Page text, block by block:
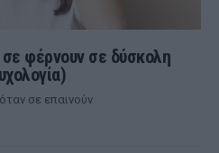
σε φέρνουν σε δύσκολη
σε επαινούν